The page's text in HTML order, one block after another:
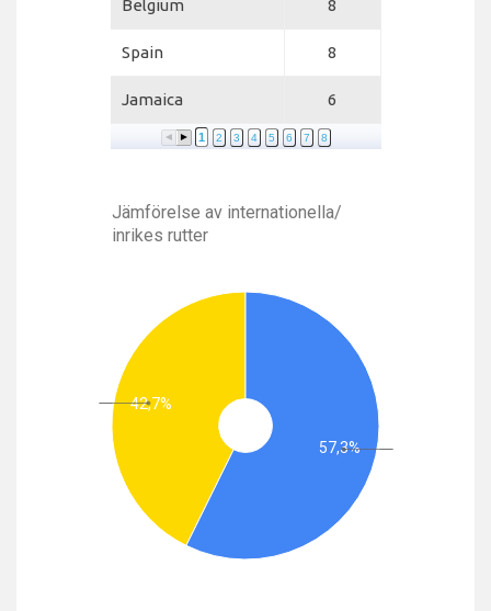
Belgium 8
Spain 8
Jamaica 6
1 2 3 4 5 6 7 8
Jämförelse av internationella/
inrikes rutter
42,7%
57,3%